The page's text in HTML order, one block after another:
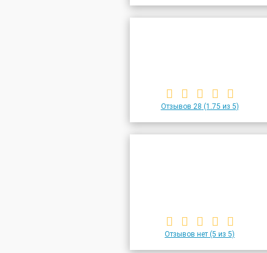
Отзывов 28 (1.75 из 5)
Отзывов нет (5 из 5)